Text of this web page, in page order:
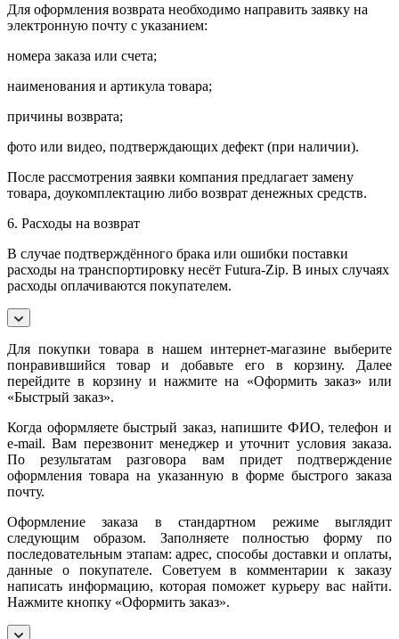
Для оформления возврата необходимо направить заявку на
электронную почту с указанием:
номера заказа или счета;
наименования и артикула товара;
причины возврата;
фото или видео, подтверждающих дефект (при наличии).
После рассмотрения заявки компания предлагает замену
товара, доукомплектацию либо возврат денежных средств.
6. Расходы на возврат
В случае подтверждённого брака или ошибки поставки
расходы на транспортировку несёт Futura-Zip. В иных случаях
расходы оплачиваются покупателем.
Для покупки товара в нашем интернет-магазине выберите
понравившийся товар и добавьте его в корзину. Далее
перейдите в корзину и нажмите на «Оформить заказ» или
«Быстрый заказ».
Когда оформляете быстрый заказ, напишите ФИО, телефон и
e-mail. Вам перезвонит менеджер и уточнит условия заказа.
По результатам разговора вам придет подтверждение
оформления товара на указанную в форме быстрого заказа
почту.
Оформление заказа в стандартном режиме выглядит
следующим образом. Заполняете полностью форму по
последовательным этапам: адрес, способы доставки и оплаты,
данные о покупателе. Советуем в комментарии к заказу
написать информацию, которая поможет курьеру вас найти.
Нажмите кнопку «Оформить заказ».